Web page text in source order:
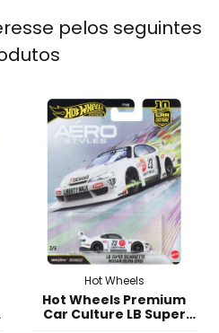
pelos seguintes
Hot Wheels
Hot Wheels Premium
Car Culture LB Super